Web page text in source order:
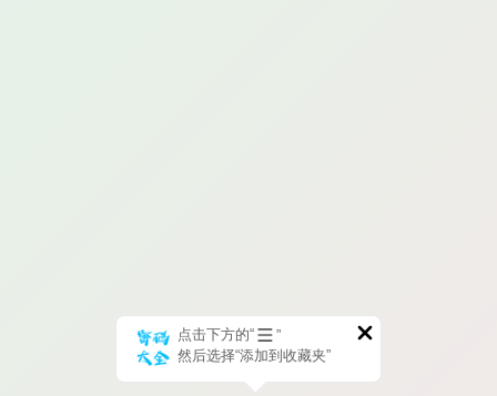
点击下方的“
”
然后选择“添加到收藏夹”